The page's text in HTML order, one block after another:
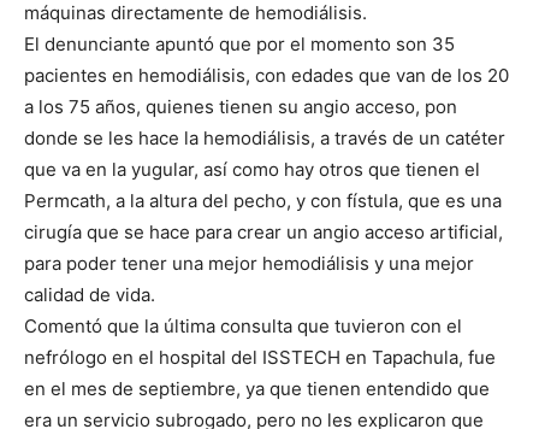
máquinas directamente de hemodiálisis.
El denunciante apuntó que por el momento son 35
pacientes en hemodiálisis, con edades que van de los 20
a los 75 años, quienes tienen su angio acceso, pon
donde se les hace la hemodiálisis, a través de un catéter
que va en la yugular, así como hay otros que tienen el
Permcath, a la altura del pecho, y con fístula, que es una
cirugía que se hace para crear un angio acceso artificial,
para poder tener una mejor hemodiálisis y una mejor
calidad de vida.
Comentó que la última consulta que tuvieron con el
nefrólogo en el hospital del ISSTECH en Tapachula, fue
en el mes de septiembre, ya que tienen entendido que
era un servicio subrogado, pero no les explicaron que